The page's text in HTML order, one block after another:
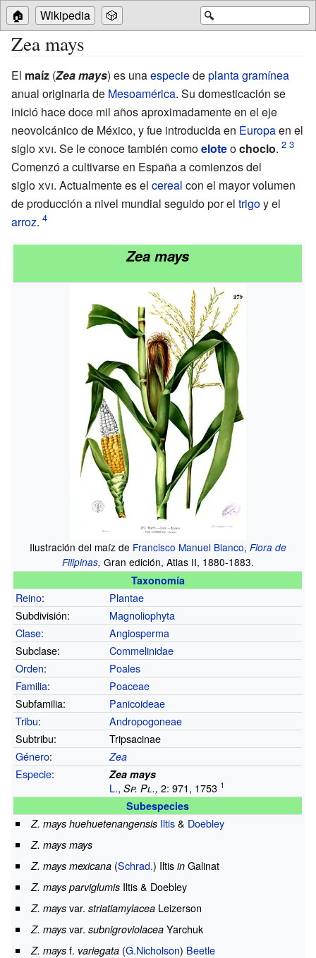
🔍
🏠 Wikipedia 🎲
Zea mays
El maíz (Zea mays) es unaespeciedeplantagramínea
anual originaria de Mesoamérica. Su domesticación se
inició hace doce mil años aproximadamente en el eje
neovolcánico de México, y fue introducida en Europaen el
sigloxvi. Se le conoce también comoeloteochoclo.
Comenzó a cultivarse en España a comienzos del
sigloxvi. Actualmente es el cereal con el mayor volumen
de producción a nivel mundial seguido por el trigoy el
arroz.
Zea mays
Ilustración del maíz de Francisco Manuel Blanco, Flora de
Filipinas, Gran edición, Atlas II, 1880-1883.
Taxonomía
Reino:
Plantae
Subdivisión:
Magnoliophyta
Clase:
Angiosperma
Subclase:
Commelinidae
Orden:
Poales
Familia:
Poaceae
Subfamilia:
Panicoideae
Tribu:
Andropogoneae
Subtribu:
Tripsacinae
Género: Zea
Especie: Zea mays
L.,Sp. Pl., 2: 971, 1753
Subespecies
Z. mays huehuetenangensis Iltis& Doebley
Z. mays mays
Z. mays mexicana(Schrad.) Iltis in Galinat
Z. mays parviglumisIltis & Doebley
Z. maysvar. striatiamylacea Leizerson
Z. maysvar. subnigroviolacea Yarchuk
Z. maysf. variegata(G.Nicholson) Beetle